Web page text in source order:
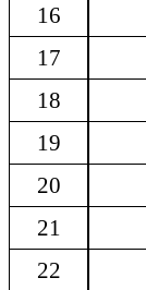
16
17
18
19
20
21
22